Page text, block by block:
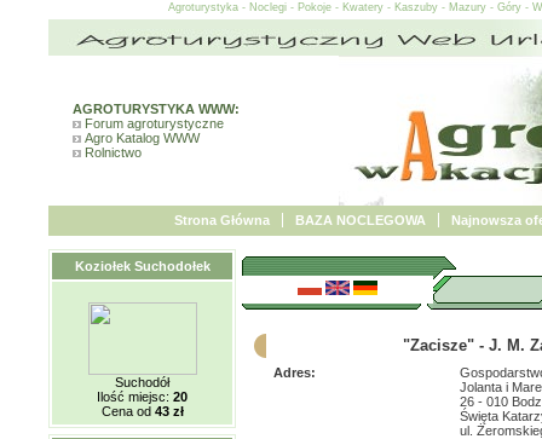
Agroturystyka - Noclegi - Pokoje - Kwatery - Kaszuby - Mazury - Góry -
AGROTURYSTYKA WWW:
Forum agroturystyczne
Agro Katalog WWW
Rolnictwo
Strona Główna BAZA NOCLEGOWA Najnowsza
Koziołek Suchodołek
Suchodół
Ilość miejsc: 20
Cena od 43 zł
"Zacisze" - J. M.
Adres:
Jolanta i
26 - 010
Święta
ul.